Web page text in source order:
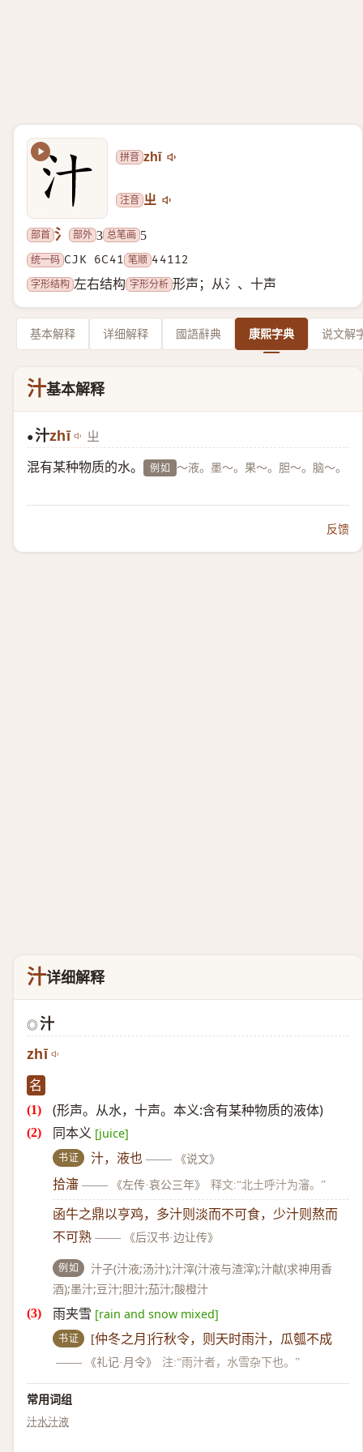
拼音 zhī
注音 ㄓ
部首 氵 部外 3 总笔画 5
统一码 CJK 6C41 笔顺 44112
字形结构 左右结构 字形分析 形声；从氵、十声
基本解释 详细解释 國語辭典 康熙字典 说文解
汁基本解释
●汁zhī ㄓ
混有某种物质的水。 例如 ～液。墨～。果～。胆～。脑～。
反馈
汁详细解释
◎ 汁
zhī
名
(形声。从水，十声。本义:含有某种物质的液体)
同本义 [juice]
书证 汁，液也 —— 《说文》
拾瀋 —— 《左传·哀公三年》 释文:“北土呼汁为瀋。”
函牛之鼎以亨鸡，多汁则淡而不可食，少汁则熬而
不可熟 —— 《后汉书·边让传》
例如
汁子(汁液;汤汁);汁滓(汁液与渣滓);汁献(求神用香
酒);墨汁;豆汁;胆汁;茄汁;酸橙汁
雨夹雪 [rain and snow mixed]
书证
[仲冬之月]行秋令，则天时雨汁，瓜瓠不成
——
《礼记·月令》 注:“雨汁者，水雪杂下也。”
常用词组
汁水汁液